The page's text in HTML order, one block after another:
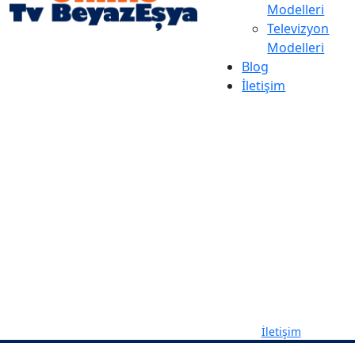
Modelleri
Televizyon
Modelleri
Blog
İletişim
İletişim